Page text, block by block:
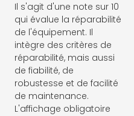
Il s'agit d'une note sur 10
qui évalue la réparabilité
de l'équipement. Il
intègre des critères de
réparabilité, mais aussi
de fiabilité, de
robustesse et de facilité
de maintenance.
L'affichage obligatoire